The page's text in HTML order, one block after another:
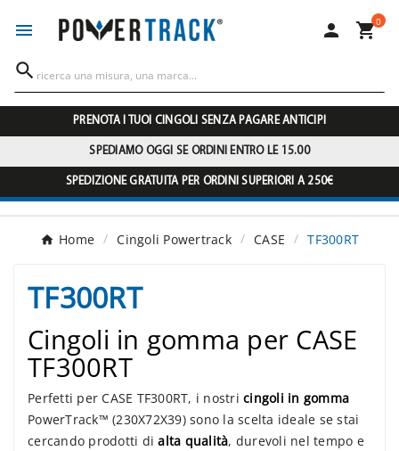
  0

PRENOTA I TUOI CINGOLI SENZA PAGARE ANTICIPI
SPEDIAMO OGGI SE ORDINI ENTRO LE 15.00
SPEDIZIONE GRATUITA PER ORDINI SUPERIORI A 250€
Home Cingoli Powertrack CASE TF300RT
TF300RT
Cingoli in gomma per CASE
TF300RT
Perfetti per CASE TF300RT, i nostri cingoli in gomma
PowerTrack™ (230X72X39) sono la scelta ideale se stai
cercando prodotti dialta qualità, durevoli nel tempo e